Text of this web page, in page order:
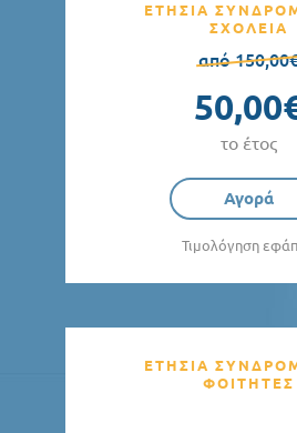
ΕΤΗΣΙΑ
ΣΧΟΛΕΙΑ
από
το έτος
Αγορά
Τιμολόγηση
ΕΤΗΣΙΑ
ΦΟΙΤΗΤΕΣ